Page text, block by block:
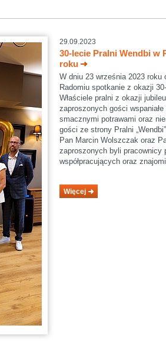
29.09.2023
30-lecie Pralni Wendbi w
roku
W dniu 23 września 2023 roku
Radomiu spotkanie z okazji
Właściele pralni z okazji
zaproszonych gości
smacznymi potrawami oraz
gości ze strony Pralni
Pan Marcin Wolszczak oraz
zaproszonych byli pracownicy
współpracujących oraz
Więcej